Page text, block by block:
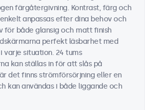
färgåtergivning. Kontrast, färg och
anpassas efter dina behov och
för både glansig och matt finish
perfekt läsbarhet med
varje situation. 24 tums
kan ställas in för att slås på
det finns strömförsörjning eller en
kan användas i både liggande och